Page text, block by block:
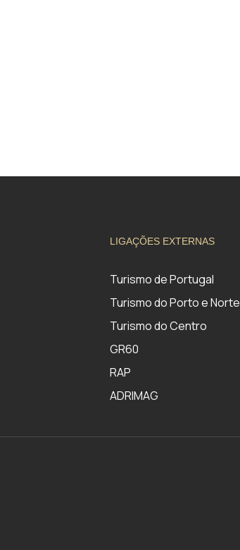
LIGAÇÕES EXTERNAS
Turismo de Portugal
Turismo do Porto e Norte
Turismo do Centro
GR60
RAP
ADRIMAG